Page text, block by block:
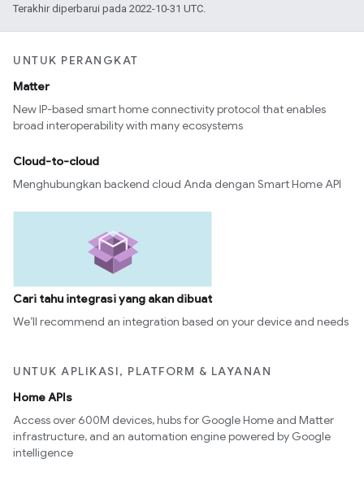
Terakhir diperbarui pada 2022-10-31 UTC.
UNTUK PERANGKAT
Matter
New IP-based smart home connectivity protocol that enables
broad interoperability with many ecosystems
Cloud-to-cloud
Menghubungkan backend cloud Anda dengan Smart Home API
Cari tahu integrasi yang akan dibuat
We’ll recommend an integration based on your device and needs
UNTUK APLIKASI, PLATFORM & LAYANAN
Home APIs
Access over 600M devices, hubs for Google Home and Matter
infrastructure, and an automation engine powered by Google
intelligence